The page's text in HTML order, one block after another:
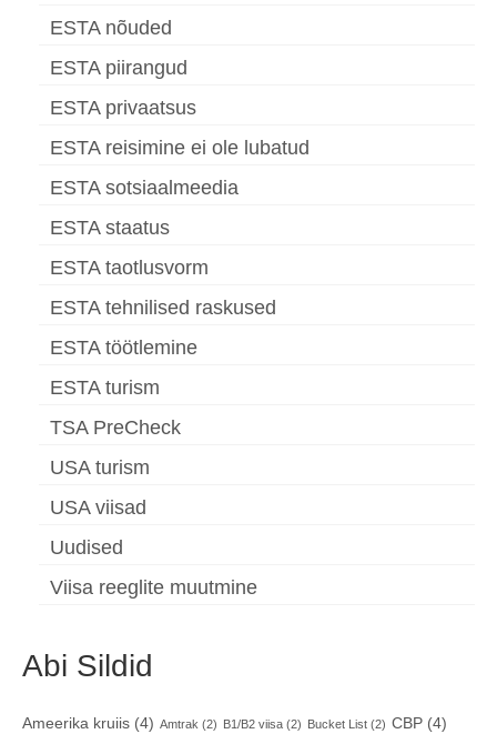
ESTA nõuded
ESTA piirangud
ESTA privaatsus
ESTA reisimine ei ole lubatud
ESTA sotsiaalmeedia
ESTA staatus
ESTA taotlusvorm
ESTA tehnilised raskused
ESTA töötlemine
ESTA turism
TSA PreCheck
USA turism
USA viisad
Uudised
Viisa reeglite muutmine
Abi Sildid
Ameerika kruiis (4) Amtrak (2) B1/B2 viisa (2) Bucket List (2) CBP (4)